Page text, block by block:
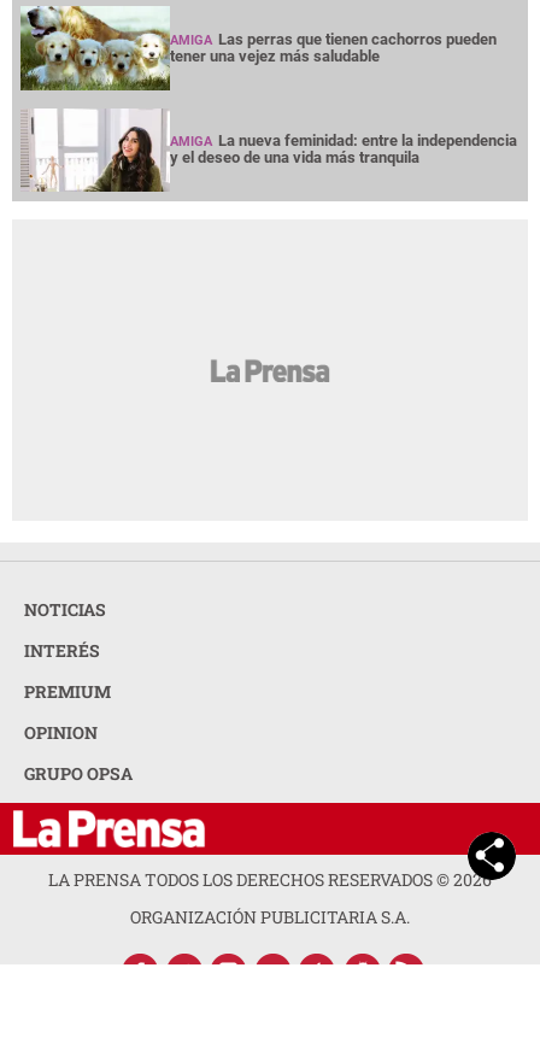
AMIGA Las perras que tienen cachorros pueden
tener una vejez más saludable
AMIGA La nueva feminidad: entre la independencia
y el deseo de una vida más tranquila
NOTICIAS
INTERÉS
PREMIUM
OPINION
GRUPO OPSA
LA PRENSA TODOS LOS DERECHOS RESERVADOS ©2026
ORGANIZACIÓN PUBLICITARIA S.A.